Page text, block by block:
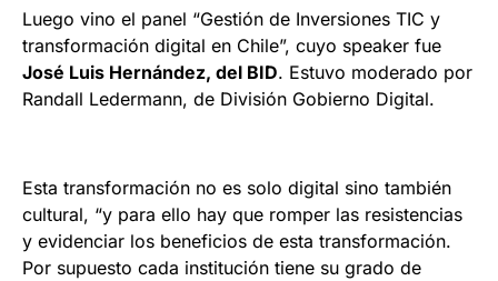
Luego vino el panel “Gestión de Inversiones TIC y
transformación digital en Chile”, cuyo speaker fue
José Luis Hernández, del BID. Estuvo moderado por
Randall Ledermann, de División Gobierno Digital.
Esta transformación no es solo digital sino también
cultural, “y para ello hay que romper las resistencias
y evidenciar los beneficios de esta transformación.
Por supuesto cada institución tiene su grado de